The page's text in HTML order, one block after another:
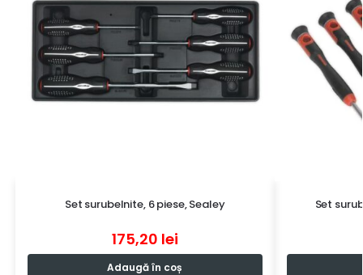
Set surubelnite, 6 piese, Sealey
175,20 lei
Adaugă în coș
Set